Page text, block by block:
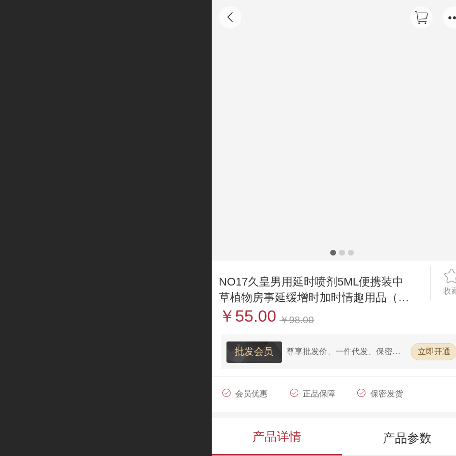
NO17久皇男用延时喷剂5ML便携装中
草植物房事延缓增时加时情趣用品（零
售限价98元）
收
￥55.00 ￥98.00
批发会员
尊享批发价、一件代发、保密发
立即开通
会员优惠 正品保障 保密发货
批发代发
产品详情 产品参数